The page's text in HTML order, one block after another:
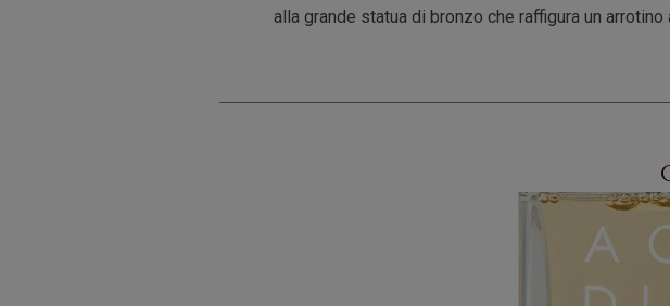
alla grande statua di bronzo che raffigura un